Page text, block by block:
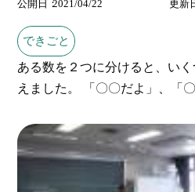
公開日 2021/04/22 更新
できごと
ある数を２つに分けると、い
えました。 「〇〇だよ」、「